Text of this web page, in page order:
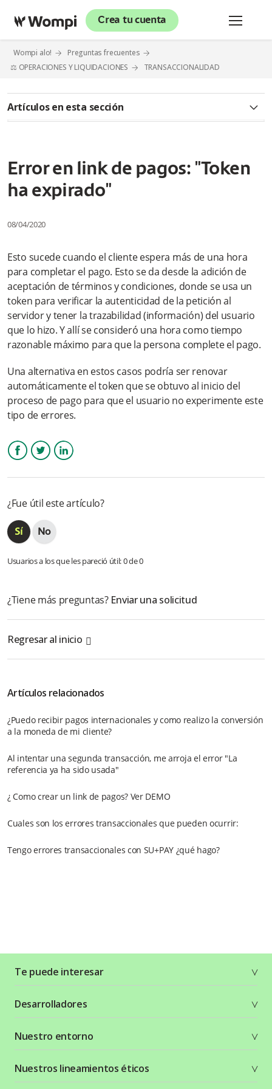
Crea tu cuenta
Wompi alo!
Preguntas frecuentes
⚖️ OPERACIONES Y LIQUIDACIONES
TRANSACCIONALIDAD
Artículos en esta sección
¿Cómo validar el detalle de mis transacciones? Ver DEMO
¿Cómo usar el datáfono virtual? Ver DEMO
¿ Como crear un link de pagos? Ver DEMO
Recibí una factura, ¿debo cancelar este valor?
¿Los usuarios finales (compradores) deben tener una cuenta
en la pasarela?
¿Cuál es el monto mínimo para realizar una transacción?
¿Cuáles son los tipos de productos de tarjetas de crédito que
¿Se tiene alguna alerta que indique si el pago hecho por el
cliente ya fue aprobado?
Error en link de pagos: "Token
ha expirado"
08/04/2020
Esto sucede cuando el cliente espera más de una hora
para completar el pago. Esto se da desde la adición de
aceptación de términos y condiciones, donde se usa un
token para verificar la autenticidad de la petición al
servidor y tener la trazabilidad (información) del usuario
que lo hizo. Y allí se consideró una hora como tiempo
razonable máximo para que la persona complete el pago.
Una alternativa en estos casos podría ser renovar
automáticamente el token que se obtuvo al inicio del
proceso de pago para que el usuario no experimente este
tipo de errores.
¿Fue útil este artículo?
Usuarios a los que les pareció útil: 0 de 0
¿Tiene más preguntas? Enviar una solicitud
Regresar al inicio
Artículos relacionados
¿Puedo recibir pagos internacionales y como realizo la conversión
a la moneda de mi cliente?
Al intentar una segunda transacción, me arroja el error "La
referencia ya ha sido usada"
¿ Como crear un link de pagos? Ver DEMO
Cuales son los errores transaccionales que pueden ocurrir:
Tengo errores transaccionales con SU+PAY ¿qué hago?
Te puede interesar
Planes y tarifas
Crea tu cuenta
Seguridad
Términos y condiciones
Política de privacidad
Desarrolladores
Recursos gráficos
Status Page
Nuestro entorno
¿Qué es Wompi?
Wiki Wompi
Nuestros lineamientos éticos